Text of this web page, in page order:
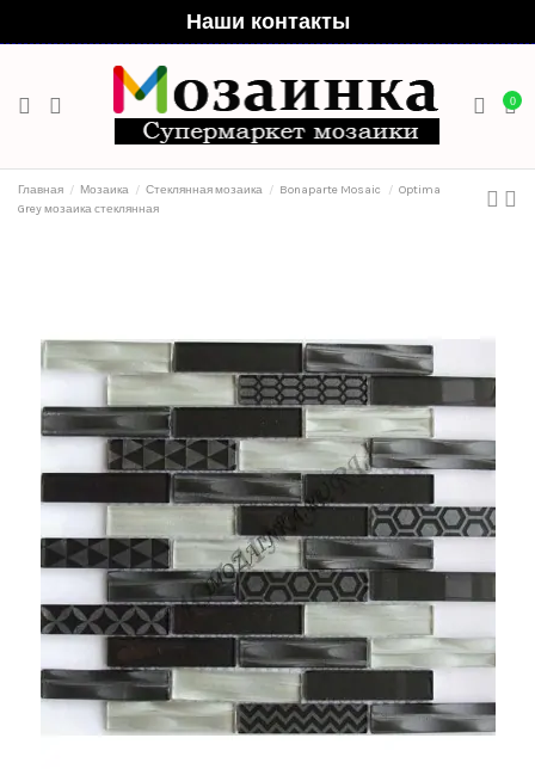
Наши контакты
0
Главная Мозаика Стеклянная мозаика Bonaparte Mosaic
Optima
Grey мозаика стеклянная